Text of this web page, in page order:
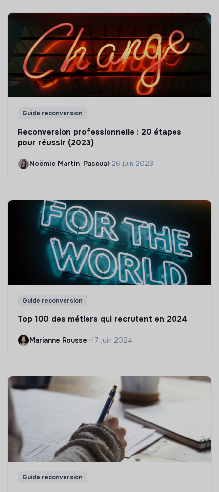
Guide reconversion
Reconversion professionnelle : 20 étapes
pour réussir (2023)
Noëmie Martin-Pascual•26 juin 2023
Guide reconversion
Top 100 des métiers qui recrutent en 2024
Marianne Roussel•17 juin 2024
Guide reconversion